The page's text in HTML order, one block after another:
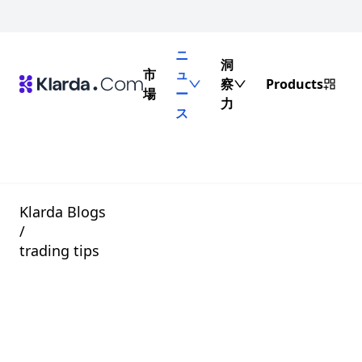
市
場
ニ
ュ
ー
ス
洞
察
力
Products
Klarda Blogs
/
trading tips